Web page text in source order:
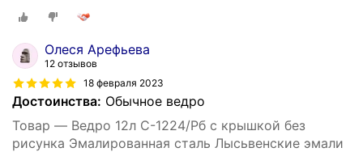
Олеся Арефьева
12 отзывов
18 февраля 2023
Достоинства: Обычное ведро
Товар — Ведро 12л С-1224/Рб с крышкой без
рисунка Эмалированная сталь Лысьвенские эмали